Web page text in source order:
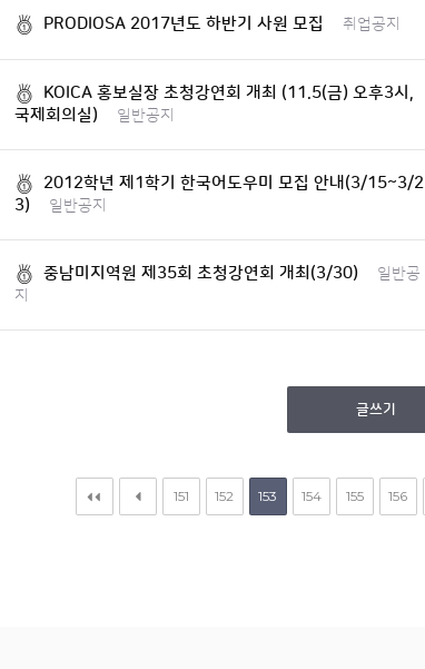
PRODIOSA 2017년도 하반기 사원 모집 취업공지
KOICA 홍보실장 초청강연회 개최 (11.5(금) 오후3시,
국제회의실)
일반공지
2012학년 제1학기 한국어도우미 모집 안내(3/15~3/2
3)
일반공지
중남미지역원 제35회 초청강연회 개최(3/30)
일반공
지
글쓰기
151 152 153 154 155 156